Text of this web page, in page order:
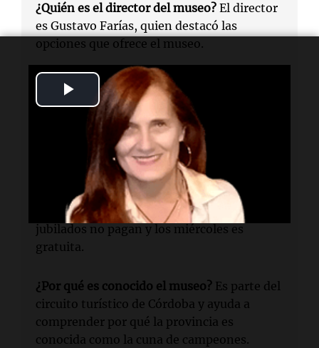
Play
Video
¿Quién es el director del museo? El director
es Gustavo Farías, quien destacó las
opciones que ofrece el museo.
¿Cuándo estará abierto el museo durante
Semana Santa?Estará abierto todos los
días excepto el jueves, de 10 a 13 horas y de
¿Cuánto cuesta la entrada?La entrada
cuesta 5 mil pesos para adultos y 2.500
pesos para menores de 6 a 12 años; los
jubilados no pagan y los miércoles es
gratuita.
¿Por qué es conocido el museo? Es parte del
circuito turístico de Córdoba y ayuda a
comprender por qué la provincia es
conocida como la cuna de campeones.